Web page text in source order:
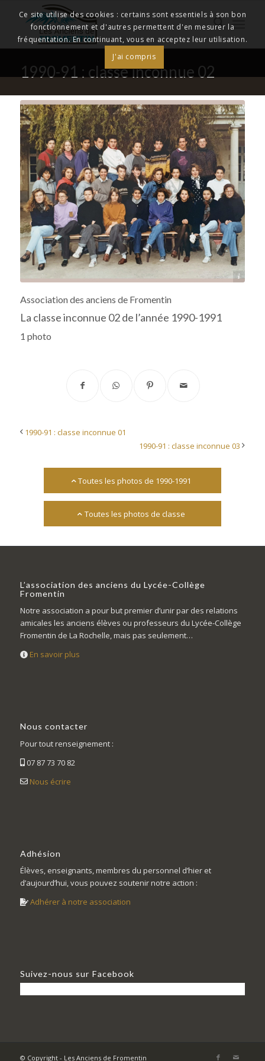
1990-91 : classe inconnue 02
Archives départementales 17
Association des anciens de Fromentin
La classe inconnue 02 de l’année 1990-1991
1 photo
1990-91 : classe inconnue 01
1990-91 : classe inconnue 03
Toutes les photos de 1990-1991
Toutes les photos de classe
L’association des anciens du Lycée-Collège
Fromentin
Notre association a pour but premier d’unir par des relations
amicales les anciens élèves ou professeurs du Lycée-Collège
Fromentin de La Rochelle, mais pas seulement…
En savoir plus
Nous contacter
Pour tout renseignement :
07 87 73 70 82
Nous écrire
Adhésion
Élèves, enseignants, membres du personnel d’hier et
d’aujourd’hui, vous pouvez soutenir notre action :
Adhérer à notre association
Suivez-nous sur Facebook
© Copyright - Les Anciens de Fromentin
Ce site utilise des cookies : certains sont essentiels à son bon
fonctionnement et d'autres permettent d'en mesurer la
fréquentation. En continuant, vous en acceptez leur utilisation.
J'ai compris